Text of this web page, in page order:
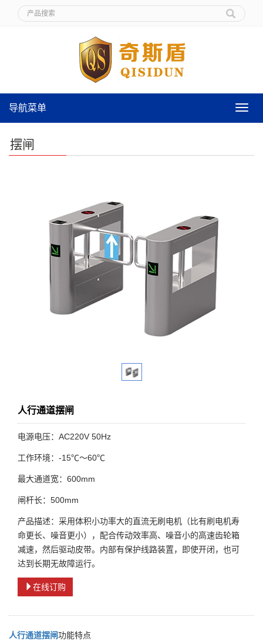
导
导航菜单
摆闸
人行通道摆闸
电源电压：AC220V 50Hz
工作环境：-15℃～60℃
最大通道宽：600mm
闸杆长：500mm
产品描述：采用体积小功率大的直流无刷电机（比有刷电机寿
命更长、噪音更小），配合传动效率高、噪音小的高速齿轮箱
减速，然后驱动皮带。内部有保护线路装置，即使开闭，也可
达到长期无故障运行。
在线订购
人行通道摆闸功能特点